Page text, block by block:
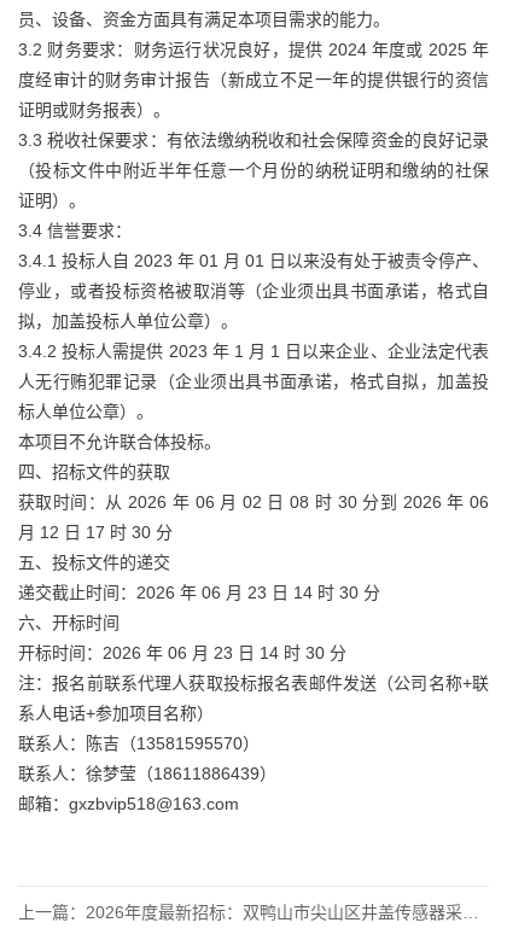
员、设备、资金方面具有满足本项目需求的能力。
3.2 财务要求：财务运行状况良好，提供 2024 年度或 2025 年
度经审计的财务审计报告（新成立不足一年的提供银行的资信
证明或财务报表）。
3.3 税收社保要求：有依法缴纳税收和社会保障资金的良好记录
（投标文件中附近半年任意一个月份的纳税证明和缴纳的社保
证明）。
3.4 信誉要求：
3.4.1 投标人自 2023 年 01 月 01 日以来没有处于被责令停产、
停业，或者投标资格被取消等（企业须出具书面承诺，格式自
拟，加盖投标人单位公章）。
3.4.2 投标人需提供 2023 年 1 月 1 日以来企业、企业法定代表
人无行贿犯罪记录（企业须出具书面承诺，格式自拟，加盖投
标人单位公章）。
本项目不允许联合体投标。
四、招标文件的获取
获取时间：从 2026 年 06 月 02 日 08 时 30 分到 2026 年 06
月 12 日 17 时 30 分
五、投标文件的递交
递交截止时间：2026 年 06 月 23 日 14 时 30 分
六、开标时间
开标时间：2026 年 06 月 23 日 14 时 30 分
注：报名前联系代理人获取投标报名表邮件发送（公司名称+联
系人电话+参加项目名称）
联系人：陈吉（13581595570）
联系人：徐梦莹（18611886439）
邮箱：gxzbvip518@163.com
上一篇： 2026年度最新招标：双鸭山市尖山区井盖传感器采购项目